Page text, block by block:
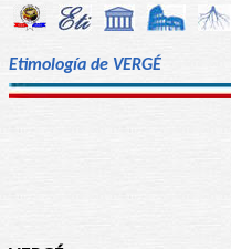
Etimología de VERGÉ